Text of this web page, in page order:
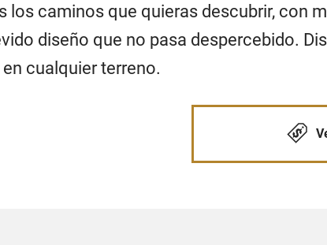
los caminos que quieras descubrir, con
diseño que no pasa despercebido.
cualquier terreno.